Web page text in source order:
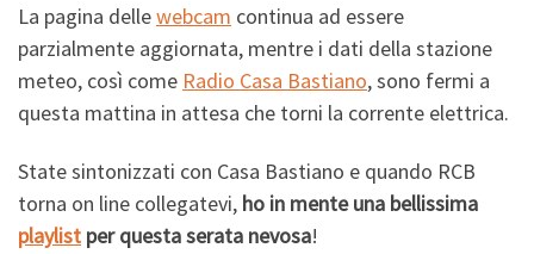
La pagina dellewebcam continua ad essere
parzialmente aggiornata, mentre i dati della stazione
meteo, così come Radio Casa Bastiano, sono fermi a
questa mattina in attesa che torni la corrente elettrica.
State sintonizzati con Casa Bastiano e quando RCB
torna on line collegatevi, ho in mente una bellissima
playlist per questa serata nevosa!